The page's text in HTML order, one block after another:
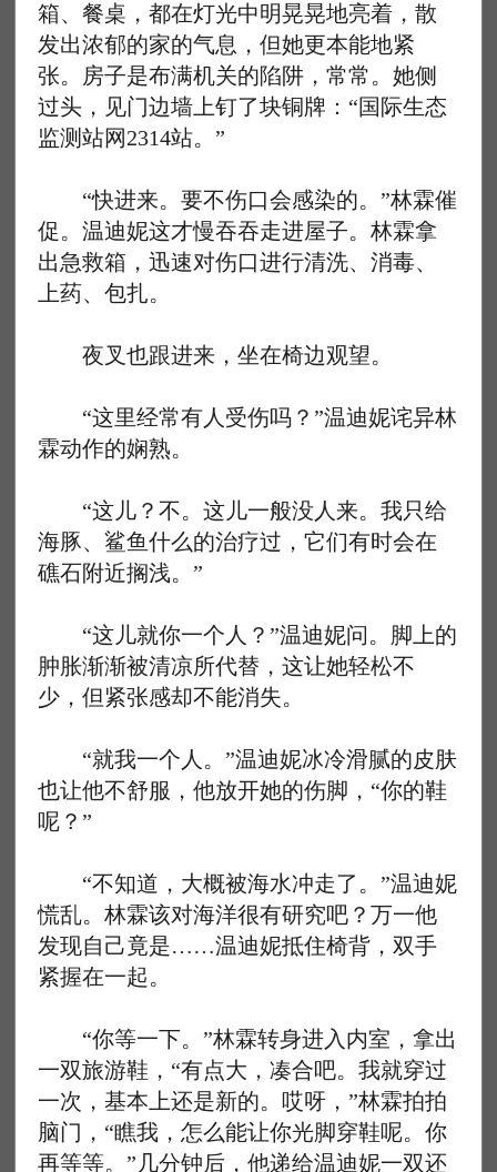
箱、餐桌，都在灯光中明晃晃地亮着，散
发出浓郁的家的气息，但她更本能地紧
张。房子是布满机关的陷阱，常常。她侧
过头，见门边墙上钉了块铜牌：“国际生态
监测站网2314站。”
“快进来。要不伤口会感染的。”林霖催
促。温迪妮这才慢吞吞走进屋子。林霖拿
出急救箱，迅速对伤口进行清洗、消毒、
上药、包扎。
夜叉也跟进来，坐在椅边观望。
“这里经常有人受伤吗？”温迪妮诧异林
霖动作的娴熟。
“这儿？不。这儿一般没人来。我只给
海豚、鲨鱼什么的治疗过，它们有时会在
礁石附近搁浅。”
“这儿就你一个人？”温迪妮问。脚上的
肿胀渐渐被清凉所代替，这让她轻松不
少，但紧张感却不能消失。
“就我一个人。”温迪妮冰冷滑腻的皮肤
也让他不舒服，他放开她的伤脚，“你的鞋
呢？”
“不知道，大概被海水冲走了。”温迪妮
慌乱。林霖该对海洋很有研究吧？万一他
发现自己竟是……温迪妮抵住椅背，双手
紧握在一起。
“你等一下。”林霖转身进入内室，拿出
一双旅游鞋，“有点大，凑合吧。我就穿过
一次，基本上还是新的。哎呀，”林霖拍拍
脑门，“瞧我，怎么能让你光脚穿鞋呢。你
再等等。”几分钟后，他递给温迪妮一双还